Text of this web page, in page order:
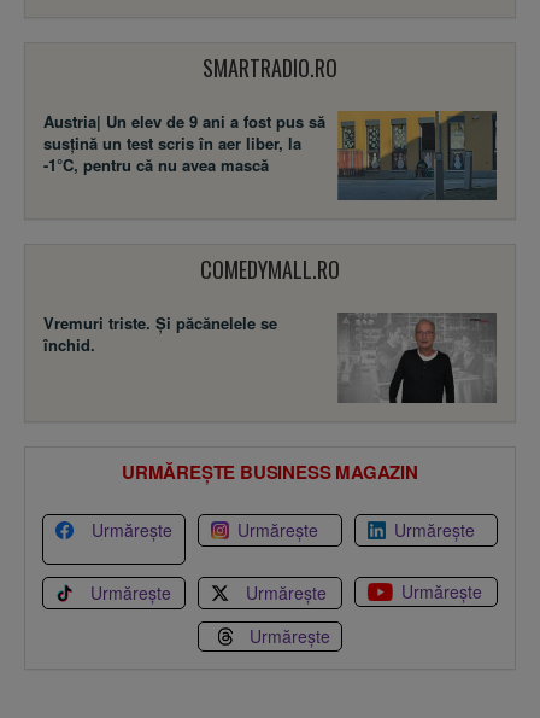
SMARTRADIO.RO
Austria| Un elev de 9 ani a fost pus să
susţină un test scris în aer liber, la
-1°C, pentru că nu avea mască
COMEDYMALL.RO
Vremuri triste. Şi păcănelele se
închid.
URMĂREȘTE BUSINESS MAGAZIN
Urmărește Urmărește Urmărește
Urmărește Urmărește
Urmărește
Urmărește